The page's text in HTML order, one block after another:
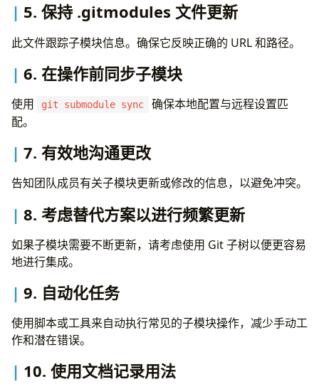
5. 保持 .gitmodules 文件更新
此文件跟踪子模块信息。确保它反映正确的 URL 和路径。
6. 在操作前同步子模块
使用 git submodule sync
确保本地配置与远程设置匹
配。
7. 有效地沟通更改
告知团队成员有关子模块更新或修改的信息，以避免冲突。
8. 考虑替代方案以进行频繁更新
如果子模块需要不断更新，请考虑使用 Git 子树以便更容易
地进行集成。
9. 自动化任务
使用脚本或工具来自动执行常见的子模块操作，减少手动工
作和潜在错误。
10. 使用文档记录用法